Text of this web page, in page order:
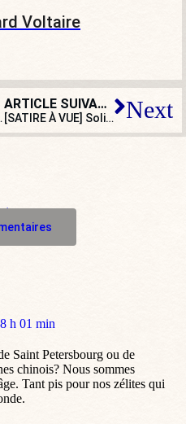
Voltaire
?
ARTICLE SUIVANT
[SATIRE À VUE] Solidarité communautaire ? Les voleurs laissent un mot et filent Next
h 01 min
Saint Petersbourg ou de
chinois? Nous sommes
Tant pis pour nos zélites qui